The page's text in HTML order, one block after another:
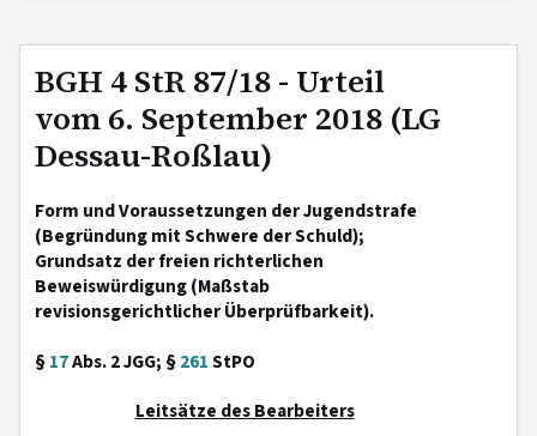
BGH 4 StR 87/18 - Urteil
vom 6. September 2018 (LG
Dessau-Roßlau)
Form und Voraussetzungen der Jugendstrafe
(Begründung mit Schwere der Schuld);
Grundsatz der freien richterlichen
Beweiswürdigung (Maßstab
revisionsgerichtlicher Überprüfbarkeit).
§17Abs. 2 JGG; §261StPO
Leitsätze des Bearbeiters